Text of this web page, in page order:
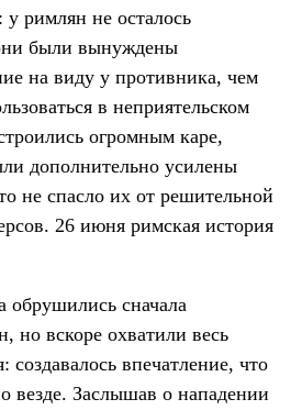
у римлян не осталось
были вынуждены
на виду у противника, чем
в неприятельском
огромным каре,
дополнительно усилены
не спасло их от решительной
26 июня римская история
обрушились сначала
но вскоре охватили весь
создавалось впечатление, что
везде. Заслышав о нападении